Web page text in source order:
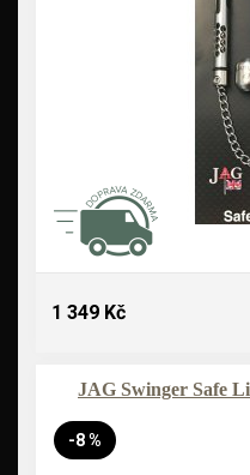
1 349 Kč
JAG Swinger Safe
-8 %